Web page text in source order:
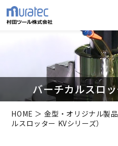
バーチカルスロ
HOME ＞ 金型・オリジナル製品
ルスロッター KVシリーズ）